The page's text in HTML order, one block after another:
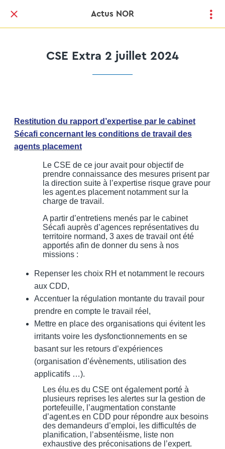
Actus NOR
CSE Extra 2 juillet 2024
Restitution du rapport d’expertise par le cabinet
Sécafi concernant les conditions de travail des
agents placement
Le CSE de ce jour avait pour objectif de
prendre connaissance des mesures prisent par
la direction suite à l’expertise risque grave pour
les agent.es placement notamment sur la
charge de travail.
A partir d’entretiens menés par le cabinet
Sécafi auprès d’agences représentatives du
territoire normand, 3 axes de travail ont été
apportés afin de donner du sens à nos
missions :
Repenser les choix RH et notamment le recours
aux CDD,
Accentuer la régulation montante du travail pour
prendre en compte le travail réel,
Mettre en place des organisations qui évitent les
irritants voire les dysfonctionnements en se
basant sur les retours d’expériences
(organisation d’évènements, utilisation des
applicatifs …).
Les élu.es du CSE ont également porté à
plusieurs reprises les alertes sur la gestion de
portefeuille, l’augmentation constante
d’agent.es en CDD pour répondre aux besoins
des demandeurs d’emploi, les difficultés de
planification, l’absentéisme, liste non
exhaustive des préconisations de l’expert.